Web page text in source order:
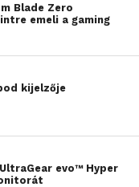
Blade Zero
emeli a gaming
kijelzője
evo™ Hyper